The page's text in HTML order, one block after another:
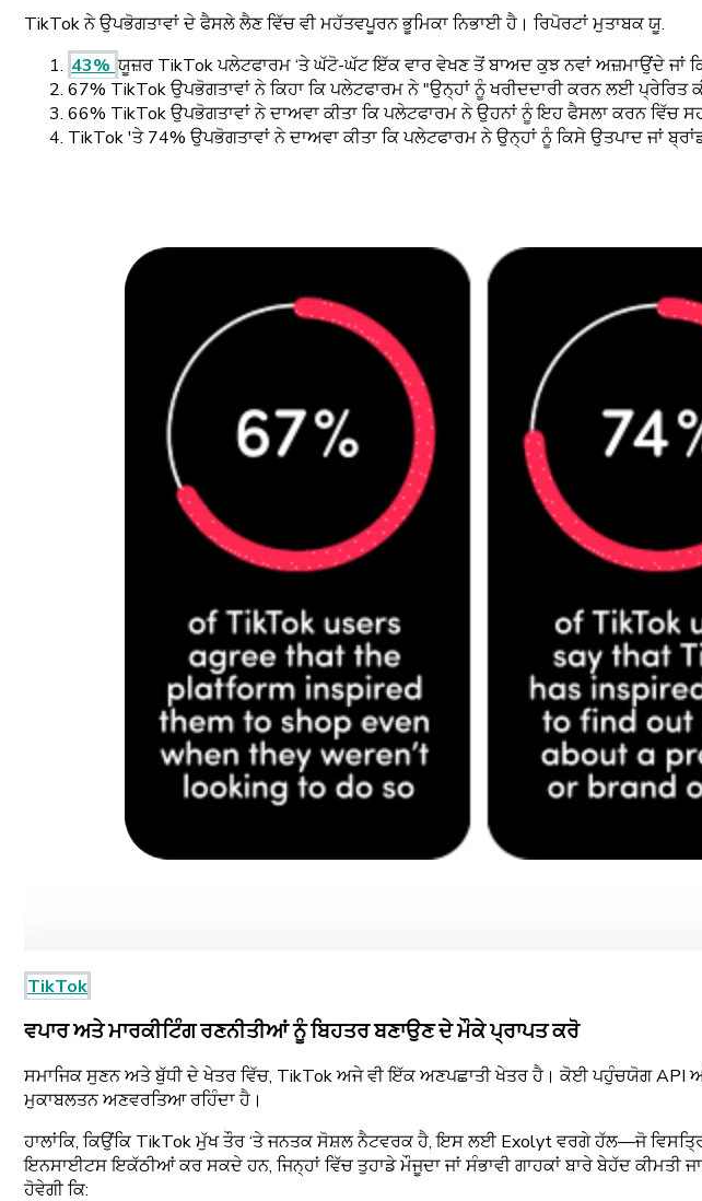
TikTok ਨੇ ਉਪਭੋਗਤਾਵਾਂ ਦੇ ਫੈਸਲੇ ਲੈਣ ਵਿੱਚ ਵੀ ਮਹੱਤਵਪੂਰਨ ਭੂਮਿਕਾ ਨਿਭਾਈ ਹੈ। ਰਿਪੋਰਟਾਂ ਮੁਤਾਬਕ ਯੂ.
43% ਯੂਜ਼ਰ TikTok ਪਲੇਟਫਾਰਮ ‘ਤੇ ਘੱਟੋ-ਘੱਟ ਇੱਕ ਵਾਰ ਵੇਖਣ ਤੋਂ ਬਾਅਦ ਕੁਝ ਨਵਾਂ ਅਜ਼ਮਾਉਂਦੇ ਜਾਂ
67% TikTok ਉਪਭੋਗਤਾਵਾਂ ਨੇ ਕਿਹਾ ਕਿ ਪਲੇਟਫਾਰਮ ਨੇ "ਉਨ੍ਹਾਂ ਨੂੰ ਖਰੀਦਦਾਰੀ ਕਰਨ ਲਈ ਪ੍ਰੇਰਿਤ
66% TikTok ਉਪਭੋਗਤਾਵਾਂ ਨੇ ਦਾਅਵਾ ਕੀਤਾ ਕਿ ਪਲੇਟਫਾਰਮ ਨੇ ਉਹਨਾਂ ਨੂੰ ਇਹ ਫੈਸਲਾ ਕਰਨ ਵਿੱਚ
TikTok 'ਤੇ 74% ਉਪਭੋਗਤਾਵਾਂ ਨੇ ਦਾਅਵਾ ਕੀਤਾ ਕਿ ਪਲੇਟਫਾਰਮ ਨੇ ਉਨ੍ਹਾਂ ਨੂੰ ਕਿਸੇ ਉਤਪਾਦ ਜਾਂ
TikTok
ਵਪਾਰ ਅਤੇ ਮਾਰਕੀਟਿੰਗ ਰਣਨੀਤੀਆਂ ਨੂੰ ਬਿਹਤਰ ਬਣਾਉਣ ਦੇ ਮੌਕੇ ਪ੍ਰਾਪਤ ਕਰੋ
ਸਮਾਜਿਕ ਸੁਣਨ ਅਤੇ ਬੁੱਧੀ ਦੇ ਖੇਤਰ ਵਿੱਚ, TikTok ਅਜੇ ਵੀ ਇੱਕ ਅਣਪਛਾਤੀ ਖੇਤਰ ਹੈ। ਕੋਈ ਪਹੁੰਚਯੋਗ API
ਮੁਕਾਬਲਤਨ ਅਣਵਰਤਿਆ ਰਹਿੰਦਾ ਹੈ।
ਹਾਲਾਂਕਿ, ਕਿਉਂਕਿ TikTok ਮੁੱਖ ਤੌਰ ‘ਤੇ ਜਨਤਕ ਸੋਸ਼ਲ ਨੈਟਵਰਕ ਹੈ, ਇਸ ਲਈ Exolyt ਵਰਗੇ ਹੱਲ—ਜੋ
ਇਨਸਾਈਟਸ ਇਕੱਠੀਆਂ ਕਰ ਸਕਦੇ ਹਨ, ਜਿਨ੍ਹਾਂ ਵਿੱਚ ਤੁਹਾਡੇ ਮੌਜੂਦਾ ਜਾਂ ਸੰਭਾਵੀ ਗਾਹਕਾਂ ਬਾਰੇ ਬੇਹੱਦ ਕੀਮਤੀ
ਹੋਵੇਗੀ ਕਿ: